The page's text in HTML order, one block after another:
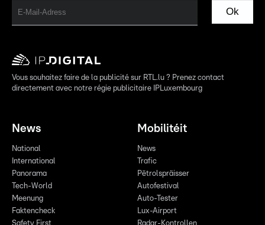
Ok
Vous souhaitez faire de la publicité sur RTL.lu ? Prenez contact
directement avec notre régie publicitaire IPLuxembourg
News
National
International
Panorama
Tech-World
Meenung
Faktencheck
Safety First
Mobilitéit
News
Trafic
Pëtrolspräisser
Autofestival
Auto-Tester
Lux-Airport
Radar-Kontrollen